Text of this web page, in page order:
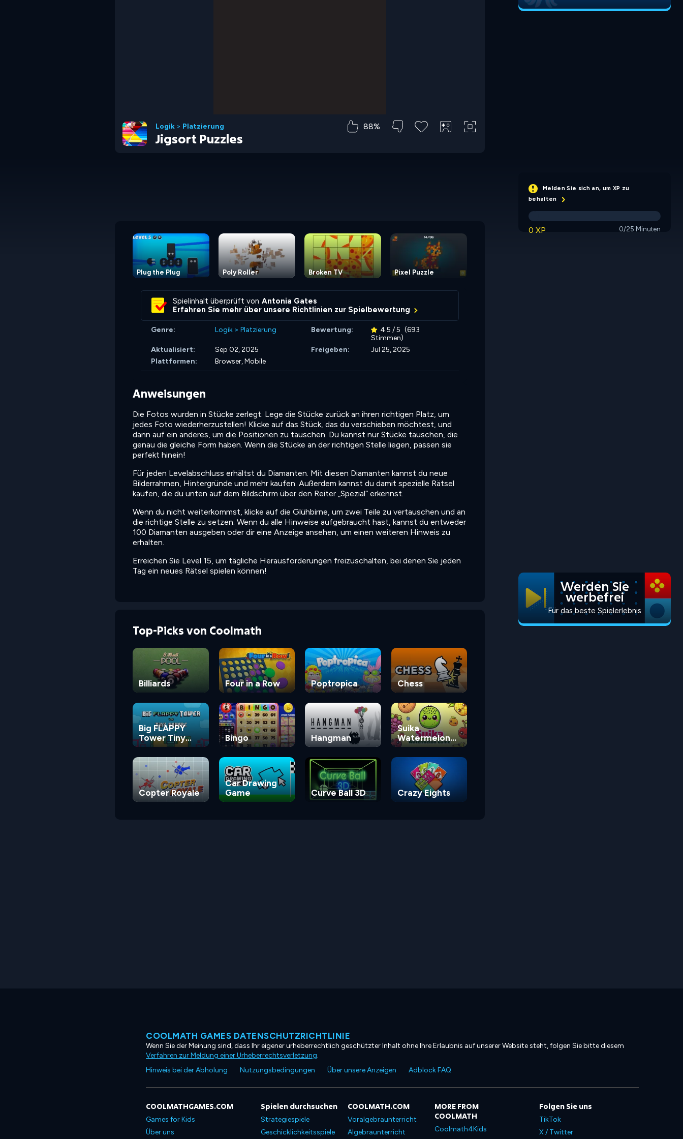
Logik > Platzierung 88%
Jigsort Puzzles
Plug the Plug Poly Roller Broken TV Pixel Puzzle
Spielinhalt überprüft von Antonia Gates
Erfahren Sie mehr über unsere Richtlinien zur Spielbewertung
Genre: Logik > Platzierung Bewertung: 4.5 / 5 (693
Stimmen)
Aktualisiert:
Sep 02, 2025 Freigeben:
Jul 25, 2025
Plattformen:
Browser, Mobile
Anweisungen
Die Fotos wurden in Stücke zerlegt. Lege die Stücke zurück an ihren richtigen Platz, um
jedes Foto wiederherzustellen! Klicke auf das Stück, das du verschieben möchtest, und
dann auf ein anderes, um die Positionen zu tauschen. Du kannst nur Stücke tauschen, die
genau die gleiche Form haben. Wenn die Stücke an der richtigen Stelle liegen, passen sie
perfekt hinein!
Für jeden Levelabschluss erhältst du Diamanten. Mit diesen Diamanten kannst du neue
Bilderrahmen, Hintergründe und mehr kaufen. Außerdem kannst du damit spezielle Rätsel
kaufen, die du unten auf dem Bildschirm über den Reiter „Spezial“ erkennst.
Wenn du nicht weiterkommst, klicke auf die Glühbirne, um zwei Teile zu vertauschen und an
die richtige Stelle zu setzen. Wenn du alle Hinweise aufgebraucht hast, kannst du entweder
100 Diamanten ausgeben oder dir eine Anzeige ansehen, um einen weiteren Hinweis zu
erhalten.
Erreichen Sie Level 15, um tägliche Herausforderungen freizuschalten, bei denen Sie jeden
Tag ein neues Rätsel spielen können!
Top-Picks von Coolmath
Billiards Four in a Row Poptropica Chess
Big FLAPPY
Tower Tiny
Square
Bingo Hangman
Suika
Watermelon
Game
Copter Royale
Car Drawing
Game
Curve Ball 3D Crazy Eights
Melden Sie sich an, um XP zu
behalten
0 XP 0/25 Minuten
Werden Sie
werbefrei
Für das beste Spielerlebnis
COOLMATH GAMES DATENSCHUTZRICHTLINIE
Wenn Sie der Meinung sind, dass Ihr eigener urheberrechtlich geschützter Inhalt ohne Ihre Erlaubnis auf unserer Website steht, folgen Sie bitte diesem
Verfahren zur Meldung einer Urheberrechtsverletzung.
Hinweis bei der Abholung
Nutzungsbedingungen Über unsere Anzeigen Adblock FAQ
COOLMATHGAMES.COM
Games for Kids
Über uns
Spielen durchsuchen
Strategiespiele
Geschicklichkeitsspiele
COOLMATH.COM
Voralgebraunterricht
Algebraunterricht
MORE FROM
COOLMATH
Coolmath4Kids
Folgen Sie uns
TikTok
X / Twitter